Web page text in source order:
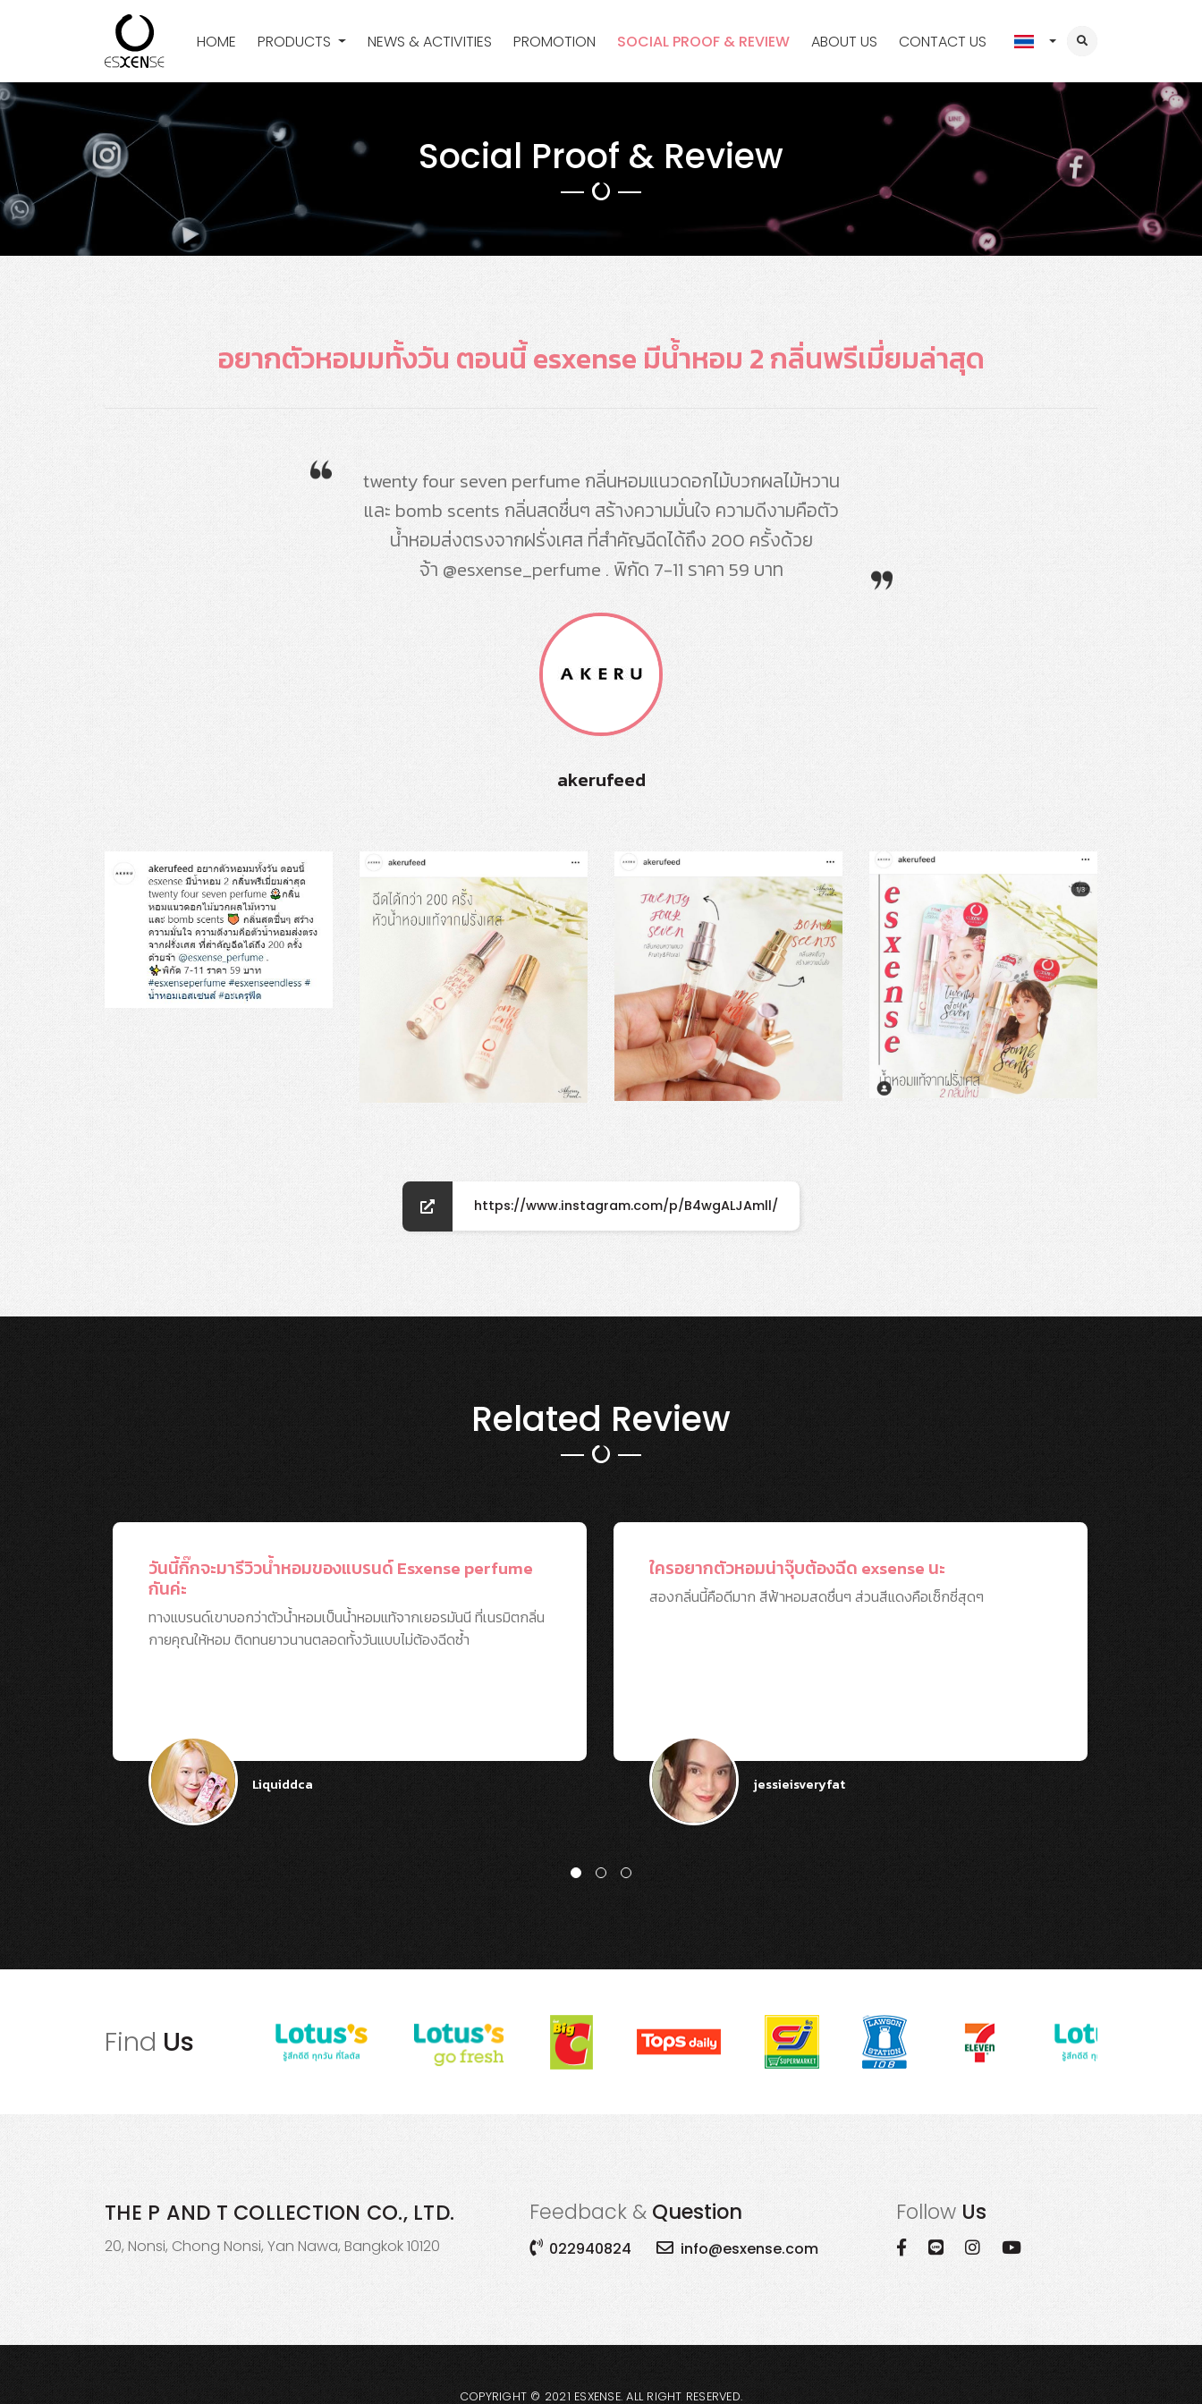
HOME PRODUCTS NEWS & ACTIVITIES PROMOTION SOCIAL PROOF & REVIEW ABOUT US CONTACT US
Social Proof & Review
อยากตัวหอมมทั้งวัน ตอนนี้ esxense มีน้ำหอม 2 กลิ่นพรีเมี่ยมล่าสุด
twenty four seven perfume กลิ่นหอมแนวดอกไม้บวกผลไม้หวาน
และ bomb scents กลิ่นสดชื่นๆ สร้างความมั่นใจ ความดีงามคือตัว
น้ำหอมส่งตรงจากฝรั่งเศส ที่สำคัญฉีดได้ถึง 200 ครั้งด้วย
จ้า @esxense_perfume . พิกัด 7-11 ราคา 59 บาท
akerufeed
https://www.instagram.com/p/B4wgALJAmll/
Related Review
วันนี้กิ๊กจะมารีวิวน้ำหอมของแบรนด์ Esxense perfume
กันค่ะ
ทางแบรนด์เขาบอกว่าตัวน้ำหอมเป็นน้ำหอมแท้จากเยอรมันนี ที่เนรมิตกลิ่น
กายคุณให้หอม ติดทนยาวนานตลอดทั้งวันแบบไม่ต้องฉีดซ้ำ
Liquiddca
ใครอยากตัวหอมน่าจุ๊บต้องฉีด exsense นะ
สองกลิ่นนี้คือดีมาก สีฟ้าหอมสดชื่นๆ ส่วนสีแดงคือเซ็กซี่สุดๆ
jessieisveryfat
Find Us
THE P AND T COLLECTION CO., LTD.
20, Nonsi, Chong Nonsi, Yan Nawa, Bangkok 10120
Feedback &Question
022940824 info@esxense.com
Follow Us
COPYRIGHT © 2021 ESXENSE.ALL RIGHT RESERVED.